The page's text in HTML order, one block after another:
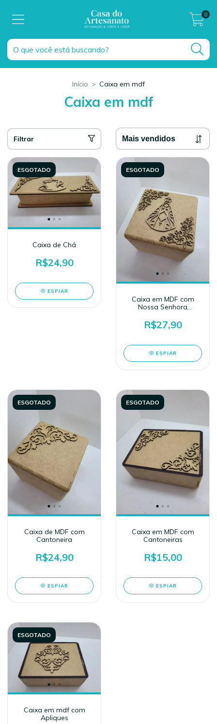
0
Início > Caixa em mdf
Caixa em mdf
Filtrar
ESGOTADO
Caixa de Chá
R$24,90
ESPIAR
ESGOTADO
Caixa em MDF com
Nossa Senhora
R$27,90
ESPIAR
ESGOTADO
Caixa de MDF com
Cantoneira
R$24,90
ESPIAR
ESGOTADO
Caixa em MDF com
Cantoneiras
R$15,00
ESPIAR
ESGOTADO
Caixa em mdf com
Apliques